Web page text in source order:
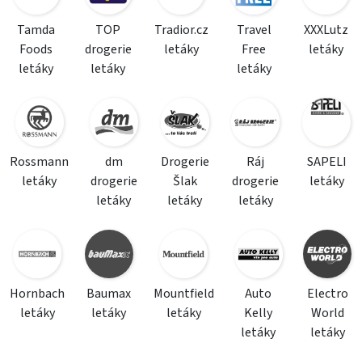
Tamda
Foods
letáky
TOP
drogerie
letáky
Tradior.cz
letáky
Travel
Free
letáky
XXXLutz
letáky
Rossmann
letáky
dm
drogerie
letáky
Drogerie
Šlak
letáky
Ráj
drogerie
letáky
SAPELI
letáky
Hornbach
letáky
Baumax
letáky
Mountfield
letáky
Auto
Kelly
letáky
Electro
World
letáky